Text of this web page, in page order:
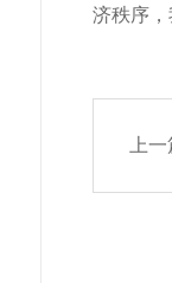
济秩序
上